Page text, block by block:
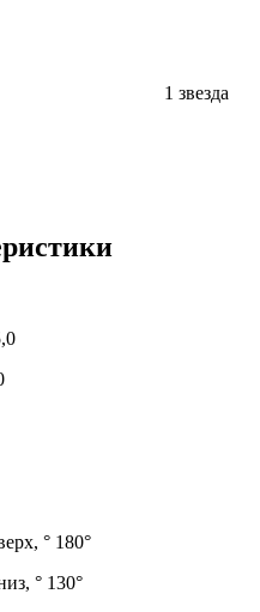
1 звезда
° 180°
° 130°